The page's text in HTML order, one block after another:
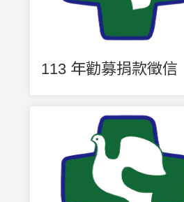
113 年勸募捐款徵信